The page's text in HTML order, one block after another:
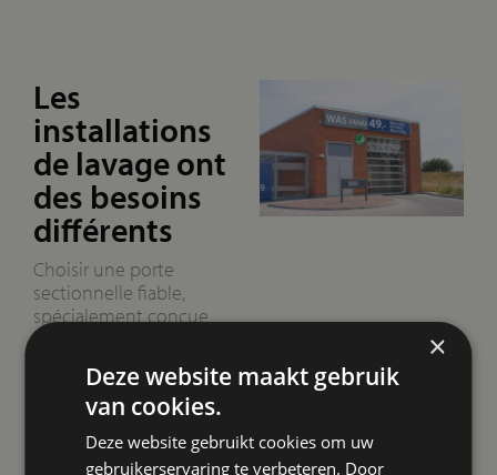
Les
installations
de lavage ont
des besoins
différents
Choisir une porte
sectionnelle fiable,
spécialement conçue
pour les installations de
lavage, est essentiel pour
un fonctionnement
efficace. Ce choix a un
impact direct sur le
nombre de pannes, car
×
Deze website maakt gebruik
van cookies.
Deze website gebruikt cookies om uw
gebruikerservaring te verbeteren. Door